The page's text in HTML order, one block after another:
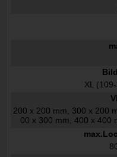
XL
200 x 200 mm, 300 x 200
00 x 300 mm, 400 x 400